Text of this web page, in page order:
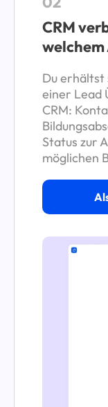
CRM
Du erhältst
einer Lead
CRM:
Status zur
möglichen